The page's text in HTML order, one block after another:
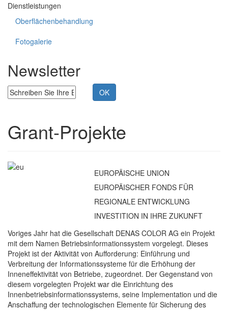
Dienstleistungen
Oberflächenbehandlung
Fotogalerie
Newsletter
Grant-Projekte
EUROPÄISCHE UNION
EUROPÄISCHER FONDS FÜR
REGIONALE ENTWICKLUNG
INVESTITION IN IHRE ZUKUNFT
Voriges Jahr hat die Gesellschaft DENAS COLOR AG ein Projekt
mit dem Namen Betriebsinformationssystem vorgelegt. Dieses
Projekt ist der Aktivität von Aufforderung: Einführung und
Verbreitung der Informationssysteme für die Erhöhung der
Inneneffektivität von Betriebe, zugeordnet. Der Gegenstand von
diesem vorgelegten Projekt war die Einrichtung des
Innenbetriebsinformationssystems, seine Implementation und die
Anschaffung der technologischen Elemente für Sicherung des